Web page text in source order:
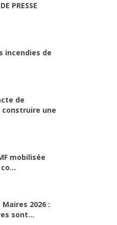
PRESSE
incendies de
de
construire une
mobilisée
2026 :
sont...